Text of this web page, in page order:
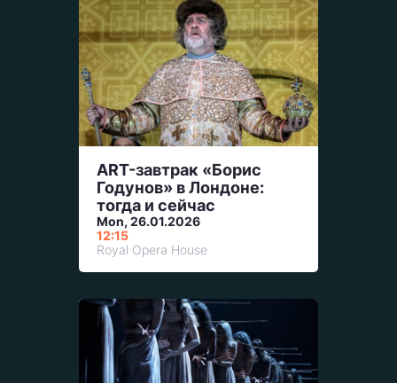
ART-завтрак «Борис
Годунов» в Лондоне:
тогда и сейчас
Mon, 26.01.2026
12:15
Royal Opera House